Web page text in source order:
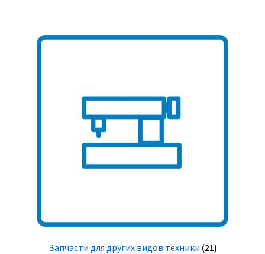
Запчасти для других видов техники (21)